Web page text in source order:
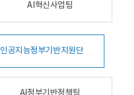
AI혁신사업팀
인공지능정부기반지원단